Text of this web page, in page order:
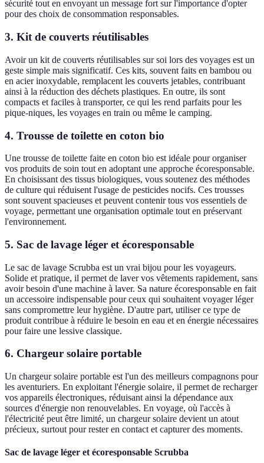
sécurité tout en envoyant un message fort sur l'importance d'opter
pour des choix de consommation responsables.
3. Kit de couverts réutilisables
Avoir un kit de couverts réutilisables sur soi lors des voyages est un
geste simple mais significatif. Ces kits, souvent faits en bambou ou
en acier inoxydable, remplacent les couverts jetables, contribuant
ainsi à la réduction des déchets plastiques. En outre, ils sont
compacts et faciles à transporter, ce qui les rend parfaits pour les
pique-niques, les voyages en train ou même le camping.
4. Trousse de toilette en coton bio
Une trousse de toilette faite en coton bio est idéale pour organiser
vos produits de soin tout en adoptant une approche écoresponsable.
En choisissant des tissus biologiques, vous soutenez des méthodes
de culture qui réduisent l'usage de pesticides nocifs. Ces trousses
sont souvent spacieuses et peuvent contenir tous vos essentiels de
voyage, permettant une organisation optimale tout en préservant
l'environnement.
5. Sac de lavage léger et écoresponsable
Le sac de lavage Scrubba est un vrai bijou pour les voyageurs.
Solide et pratique, il permet de laver vos vêtements rapidement, sans
avoir besoin d'une machine à laver. Sa nature écoresponsable en fait
un accessoire indispensable pour ceux qui souhaitent voyager léger
sans compromettre leur hygiène. D'autre part, utiliser ce type de
produit contribue à réduire le besoin en eau et en énergie nécessaires
pour faire une lessive classique.
6. Chargeur solaire portable
Un chargeur solaire portable est l'un des meilleurs compagnons pour
les aventuriers. En exploitant l'énergie solaire, il permet de recharger
vos appareils électroniques, réduisant ainsi la dépendance aux
sources d'énergie non renouvelables. En voyage, où l'accès à
l'électricité peut être limité, un chargeur solaire devient un atout
précieux, surtout pour rester en contact et capturer des moments.
Sac de lavage léger et écoresponsable Scrubba